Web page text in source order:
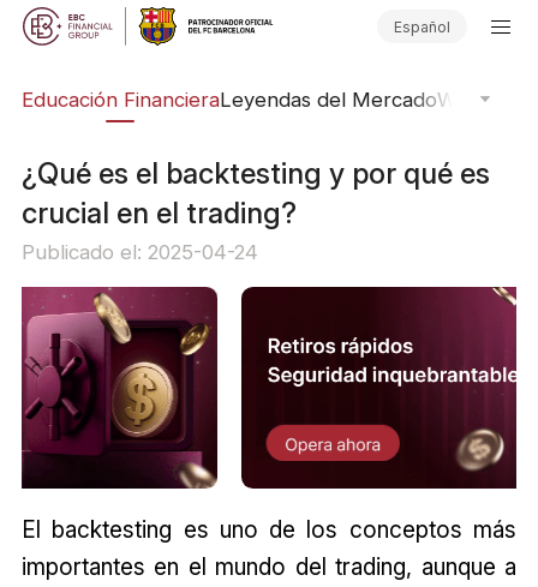
Español
Educación FinancieraLeyendas del MercadoWebinars
¿Qué es el backtesting y por qué es
crucial en el trading?
Publicado el: 2025-04-24
El backtesting es uno de los conceptos más
importantes en el mundo del trading, aunque a